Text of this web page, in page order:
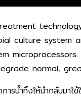
culture system
normal,
ารน้ำทิ้งให้นำกลับมาใ